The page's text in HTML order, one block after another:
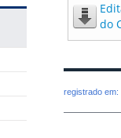
do
registrado em: